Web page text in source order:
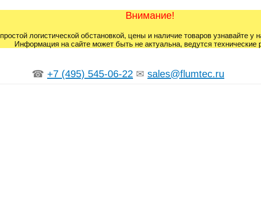
Внимание!
логистической обстановкой, цены и наличие товаров узнавайте
Информация на сайте может быть не актуальна, ведутся технические
☎ +7 (495) 545-06-22 ✉ sales@flumtec.ru